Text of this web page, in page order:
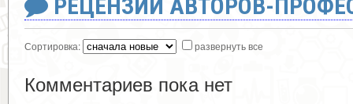
РЕЦЕНЗИИ АВТОРОВ-
Сортировка: развернуть все
Комментариев пока нет